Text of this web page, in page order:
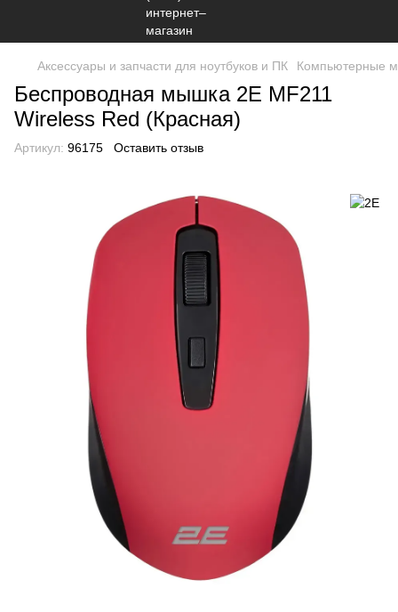
Аксессуары и запчасти для ноутбуков и ПК Компьютерные
Беспроводная мышка 2E MF211
Wireless Red (Красная)
Артикул: 96175 Оставить отзыв